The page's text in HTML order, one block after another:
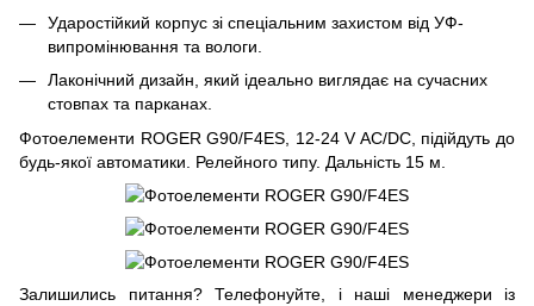
Ударостійкий корпус зі спеціальним захистом від УФ-
випромінювання та вологи.
Лаконічний дизайн, який ідеально виглядає на сучасних
стовпах та парканах.
Фотоелементи ROGER G90/F4ES, 12-24 V AC/DC, підійдуть до
будь-якої автоматики. Релейного типу. Дальність 15 м.
Залишились питання? Телефонуйте, і наші менеджери із